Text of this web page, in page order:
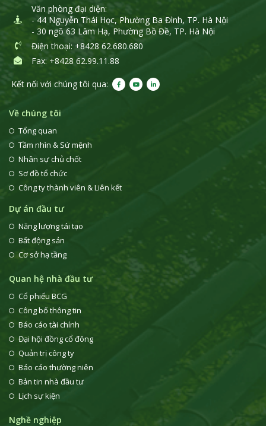
Văn phòng đại diện:
- 44 Nguyễn Thái Học, Phường Ba Đình, TP. Hà Nội
- 30 ngõ 63 Lâm Hạ, Phường Bồ Đề, TP. Hà Nội
Điện thoại: +8428 62.680.680
Fax: +8428 62.99.11.88
Kết nối với chúng tôi qua:
Về chúng tôi
Tổng quan
Tầm nhìn & Sứ mệnh
Nhân sự chủ chốt
Sơ đồ tổ chức
Công ty thành viên & Liên kết
Dự án đầu tư
Năng lượng tái tạo
Bất động sản
Cơ sở hạ tầng
Quan hệ nhà đầu tư
Cổ phiếu BCG
Công bố thông tin
Báo cáo tài chính
Đại hội đồng cổ đông
Quản trị công ty
Báo cáo thường niên
Bản tin nhà đầu tư
Lịch sự kiện
Nghề nghiệp